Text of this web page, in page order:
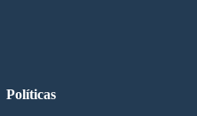
Políticas